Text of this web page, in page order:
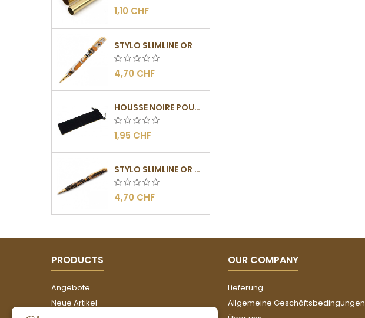
1,10 CHF
STYLO SLIMLINE OR
4,70 CHF
HOUSSE NOIRE POUR STYLOS
1,95 CHF
STYLO SLIMLINE OR - BARRETTE PLATE
4,70 CHF
PRODUCTS
Angebote
Neue Artikel
OUR COMPANY
Lieferung
Allgemeine Geschäftsbedingungen